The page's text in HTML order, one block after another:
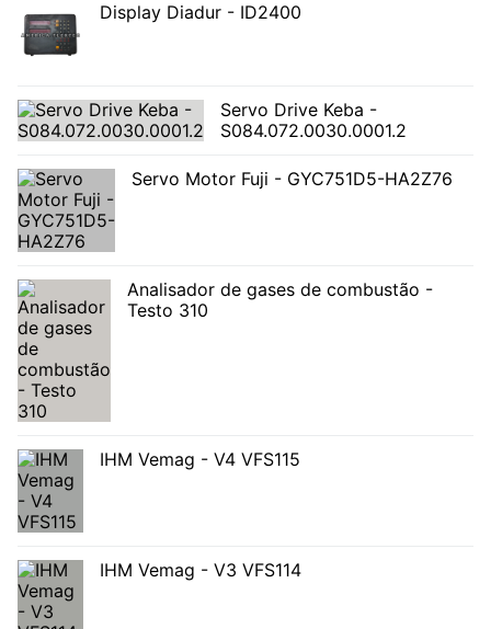
Display Diadur - ID2400
Servo Drive Keba -
S084.072.0030.0001.2
Servo Motor Fuji - GYC751D5-HA2Z76
Analisador de gases de combustão -
Testo 310
IHM Vemag - V4 VFS115
IHM Vemag - V3 VFS114